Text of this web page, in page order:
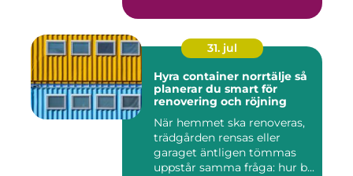
31. jul
Hyra container norrtälje så
planerar du smart för
renovering och röjning
När hemmet ska renoveras,
trädgården rensas eller
garaget äntligen tömmas
uppstår samma fråga: hur b...